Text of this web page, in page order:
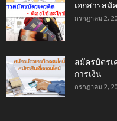
เอกสารสมั
กรกฎาคม 2,
สมัครบัตรเ
การเงิน
กรกฎาคม 2,